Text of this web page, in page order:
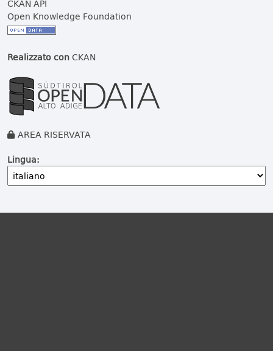
CKAN API
Open Knowledge Foundation
Realizzato conCKAN
AREA RISERVATA
Lingua